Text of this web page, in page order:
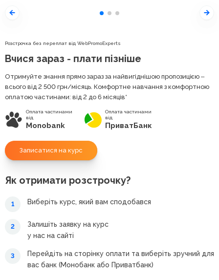
Розстрочка без переплат від WebPromoExperts
Вчися зараз - плати пізніше
Отримуйте знання прямо зараз за найвигіднішою пропозицією ‒
всього від 2 500 грн/місяць. Комфортне навчання з комфортною
оплатою частинами: від 2 до 6 місяців*
Оплата частинами
від
Monobank
Оплата частинами
від
ПриватБанк
Записатися на курс
Як отримати розстрочку?
1 Виберіть курс, який вам сподобався
2
Залишіть заявку на курс
у нас на сайті
3
Перейдіть на сторінку оплати та виберіть зручний для
вас банк (Монобанк або Приватбанк)